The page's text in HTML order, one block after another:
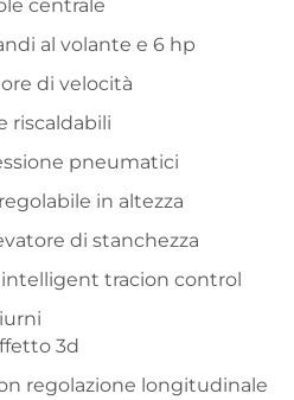
centrale
al volante e 6 hp
di velocità
riscaldabili
pneumatici
in altezza
di stanchezza
tracion control
3d
regolazione longitudinale